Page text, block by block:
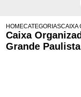
HOMECATEGORIASCAIXA
Caixa
Grande Paulista